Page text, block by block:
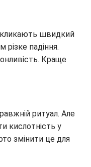
швидкий
різке падіння.
Краще
ритуал. Але
кислотність у
змінити це для